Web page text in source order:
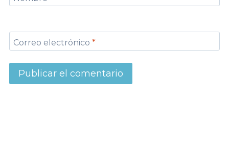
Correo electrónico *